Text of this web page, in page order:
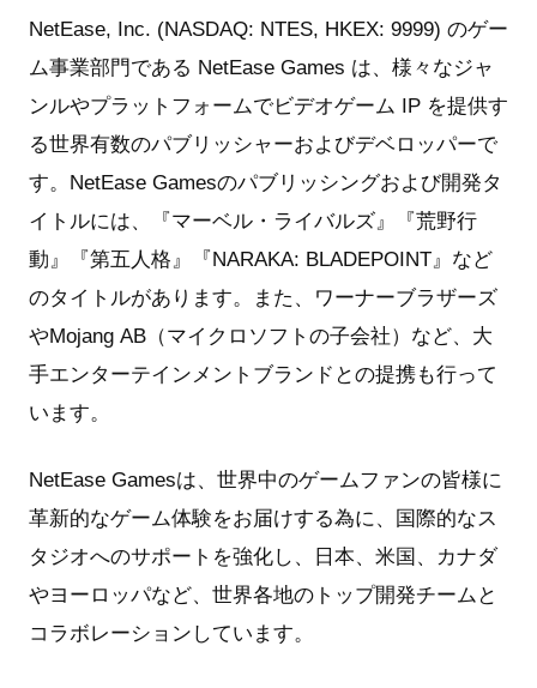
NetEase, Inc. (NASDAQ: NTES, HKEX: 9999) のゲー
ム事業部門である NetEase Games は、様々なジャ
ンルやプラットフォームでビデオゲーム IP を提供す
る世界有数のパブリッシャーおよびデベロッパーで
す。NetEase Gamesのパブリッシングおよび開発タ
イトルには、『マーベル・ライバルズ』『荒野行
動』『第五人格』『NARAKA: BLADEPOINT』など
のタイトルがあります。また、ワーナーブラザーズ
やMojang AB（マイクロソフトの子会社）など、大
手エンターテインメントブランドとの提携も行って
います。
NetEase Gamesは、世界中のゲームファンの皆様に
革新的なゲーム体験をお届けする為に、国際的なス
タジオへのサポートを強化し、日本、米国、カナダ
やヨーロッパなど、世界各地のトップ開発チームと
コラボレーションしています。